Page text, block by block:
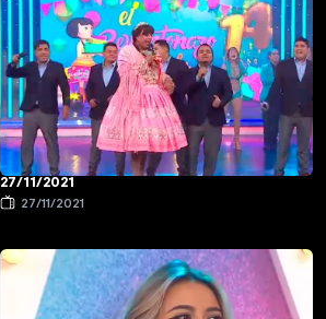
27/11/2021
27/11/2021